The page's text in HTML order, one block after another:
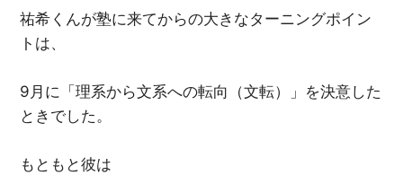
祐希くんが塾に来てからの大きなターニングポイン
トは、
9月に「理系から文系への転向（文転）」を決意した
ときでした。
もともと彼は